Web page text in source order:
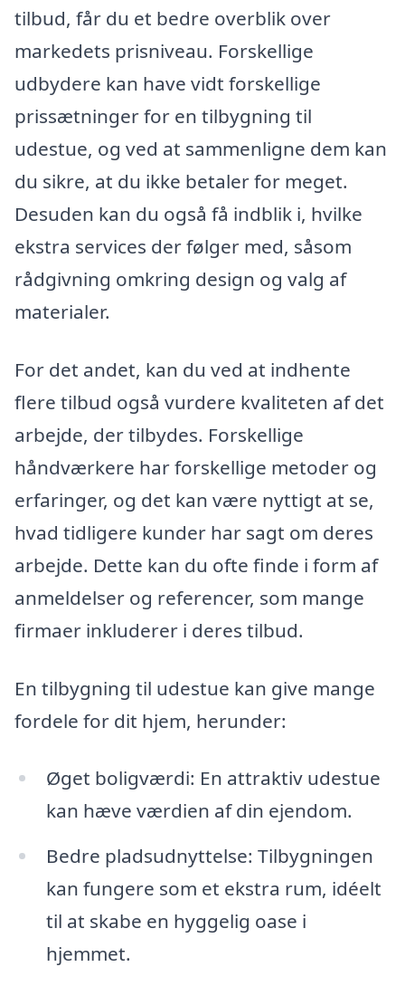
tilbud, får du et bedre overblik over
markedets prisniveau. Forskellige
udbydere kan have vidt forskellige
prissætninger for en tilbygning til
udestue, og ved at sammenligne dem kan
du sikre, at du ikke betaler for meget.
Desuden kan du også få indblik i, hvilke
ekstra services der følger med, såsom
rådgivning omkring design og valg af
materialer.
For det andet, kan du ved at indhente
flere tilbud også vurdere kvaliteten af det
arbejde, der tilbydes. Forskellige
håndværkere har forskellige metoder og
erfaringer, og det kan være nyttigt at se,
hvad tidligere kunder har sagt om deres
arbejde. Dette kan du ofte finde i form af
anmeldelser og referencer, som mange
firmaer inkluderer i deres tilbud.
En tilbygning til udestue kan give mange
fordele for dit hjem, herunder:
Øget boligværdi: En attraktiv udestue
kan hæve værdien af din ejendom.
Bedre pladsudnyttelse: Tilbygningen
kan fungere som et ekstra rum, idéelt
til at skabe en hyggelig oase i
hjemmet.